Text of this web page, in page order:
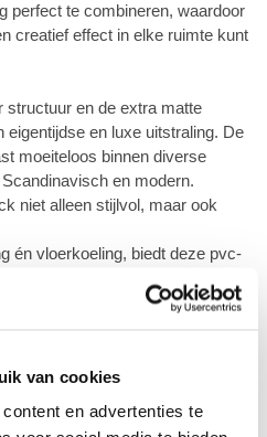
van cookies
en advertenties te
perfect te combineren, waardoor
creatief effect in elke ruimte kunt
structuur en de extra matte
eigentijdse en luxe uitstraling. De
moeiteloos binnen diverse
en modern.
niet alleen stijlvol, maar ook
én vloerkoeling, biedt deze pvc-
en onderhoudsvriendelijk,
en ervaar de perfecte balans